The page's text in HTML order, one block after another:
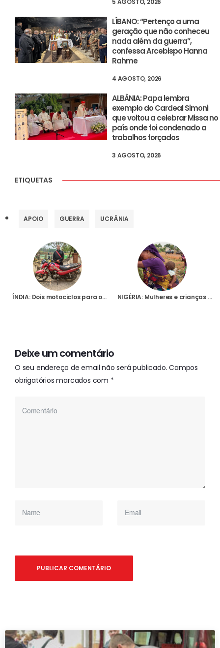
LÍBANO: “Pertenço a uma
geração que não conheceu
nada além da guerra”,
confessa Arcebispo Hanna
Rahme
4 AGOSTO, 2026
ALBÂNIA: Papa lembra
exemplo do Cardeal Simoni
que voltou a celebrar Missa no
país onde foi condenado a
trabalhos forçados
3 AGOSTO, 2026
ETIQUETAS
APOIO GUERRA UCRÂNIA
ÍNDIA: Dois motociclos para os padres que trabalham numa paróquia remota do norte NIGÉRIA: Mulheres e crianças aterrorizadas bloqueiam estrada após mais três assassinatos
Deixe um comentário
O seu endereço de email não será publicado. Campos
obrigatórios marcados com *